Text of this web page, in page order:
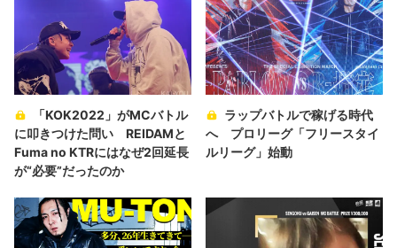
「KOK2022」がMCバトル
に叩きつけた問い REIDAMと
Fuma no KTRにはなぜ2回延長
が“必要”だったのか
ラップバトルで稼げる時代
へ プロリーグ「フリースタイ
ルリーグ」始動